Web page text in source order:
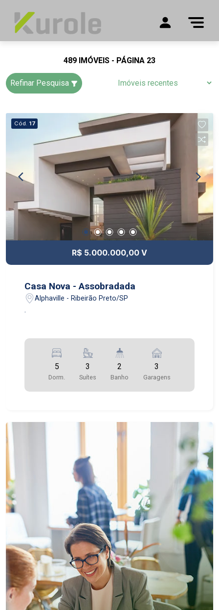
489 IMÓVEIS - PÁGINA 23
Refinar Pesquisa
Cód. 17
R$ 5.000.000,00 V
Casa Nova - Assobradada
Alphaville - Ribeirão Preto/SP
.
5
Dorm.
3
Suítes
2
Banho
3
Garagens